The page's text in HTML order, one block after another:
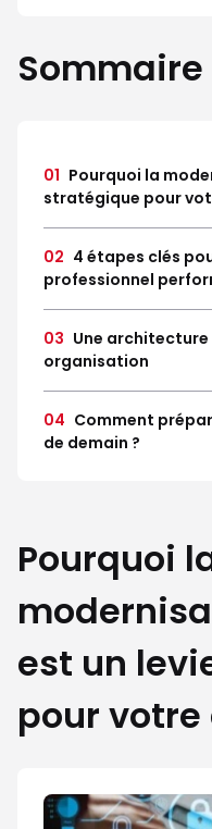
Sommaire
01 Pourquoi la
stratégique pour
02 4 étapes clés
professionnel
03 Une
organisation
04 Comment
de demain ?
Pourquoi
est un
pour